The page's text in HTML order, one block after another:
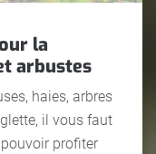
la
arbustes
haies, arbres
il vous faut
profiter